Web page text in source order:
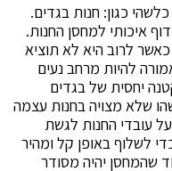
כגון: חנות בגדים.
איכותי למחסן החנות.
לרוב היא לא תוציא
להיות מרחב נעים
יחסית של בגדים
שלא מצויה בחנות עצמה
עובדי החנות לגשת
לשלוף באופן קל ומהיר
שהמחסן יהיה מסודר